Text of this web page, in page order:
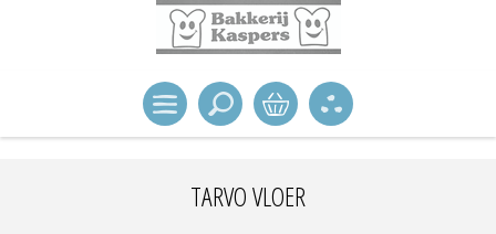
TARVO VLOER